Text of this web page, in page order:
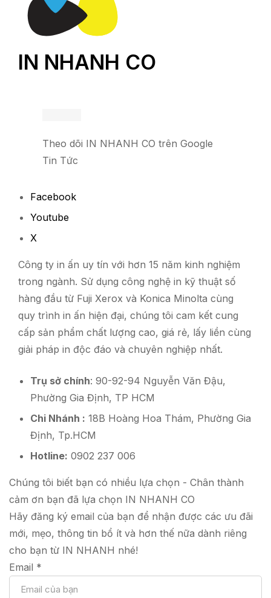
IN NHANH CO
Theo dõi IN NHANH CO trên Google
Tin Tức
Facebook
Youtube
X
Công ty in ấn uy tín với hơn 15 năm kinh nghiệm
trong ngành. Sử dụng công nghệ in kỹ thuật số
hàng đầu từ Fuji Xerox và Konica Minolta cùng
quy trình in ấn hiện đại, chúng tôi cam kết cung
cấp sản phẩm chất lượng cao, giá rẻ, lấy liền cùng
giải pháp in độc đáo và chuyên nghiệp nhất.
Trụ sở chính: 90-92-94 Nguyễn Văn Đậu,
Phường Gia Định, TP HCM
Chi Nhánh : 18B Hoàng Hoa Thám, Phường Gia
Định, Tp.HCM
Hotline: 0902 237 006
Chúng tôi biết bạn có nhiều lựa chọn - Chân thành
cảm ơn bạn đã lựa chọn IN NHANH CO
Hãy đăng ký email của bạn để nhận được các ưu đãi
mới, mẹo, thông tin bổ ít và hơn thế nữa dành riêng
cho bạn từ IN NHANH nhé!
Email *